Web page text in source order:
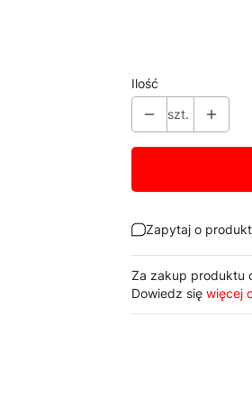
Ilość
szt.
Zapytaj o produkt
Za zakup produktu
Dowiedz się więcej